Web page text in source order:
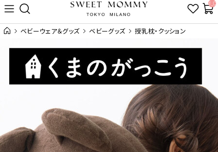
ベビーウェア＆グッズ ベビーグッズ 授乳枕・クッション